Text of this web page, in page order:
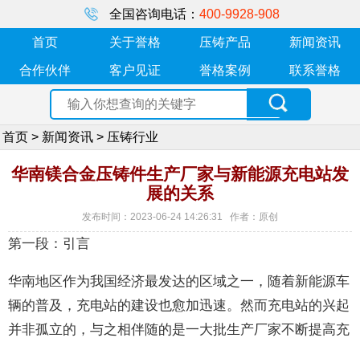
全国咨询电话： 400-9928-908
首页 关于誉格 压铸产品 新闻资讯
合作伙伴 客户见证 誉格案例 联系誉格
首页 > 新闻资讯 > 压铸行业
华南镁合金压铸件生产厂家与新能源充电站发
展的关系
发布时间：2023-06-24 14:26:31 作者：原创
第一段：引言
华南地区作为我国经济最发达的区域之一，随着新能源车
辆的普及，充电站的建设也愈加迅速。然而充电站的兴起
并非孤立的，与之相伴随的是一大批生产厂家不断提高充